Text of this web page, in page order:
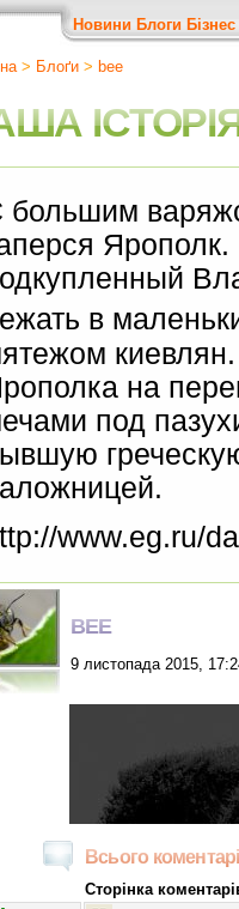
Новини Блоги Бізнес
> Блоґи > bee
большим
в
на
под
www.eg.ru/
BEE
9 листопада 2015,
Всього
Сторінка